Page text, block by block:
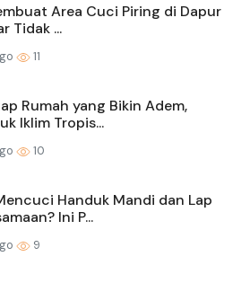
Area Cuci Piring di Dapur
Tidak ...
11
Rumah yang Bikin Adem,
Iklim Tropis...
10
Handuk Mandi dan Lap
Ini P...
9